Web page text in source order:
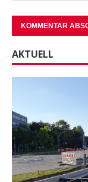
AKTUELL